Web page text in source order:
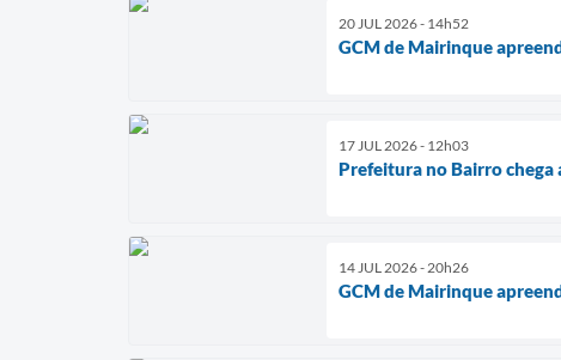
20 JUL 2026 - 14h52
GCM de Mairinque
17 JUL 2026 - 12h03
Prefeitura no Bairro chega
14 JUL 2026 - 20h26
GCM de Mairinque